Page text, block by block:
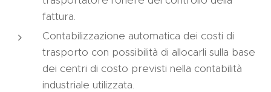
fattura.
Contabilizzazione automatica dei costi di
trasporto con possibilità di allocarli sulla base
dei centri di costo previsti nella contabilità
industriale utilizzata.